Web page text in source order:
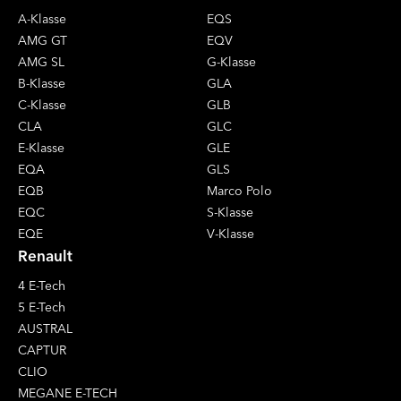
A-Klasse
AMG GT
AMG SL
B-Klasse
C-Klasse
CLA
E-Klasse
EQA
EQB
EQC
EQE
EQS
EQV
G-Klasse
GLA
GLB
GLC
GLE
GLS
Marco Polo
S-Klasse
V-Klasse
Renault
4 E-Tech
5 E-Tech
AUSTRAL
CAPTUR
CLIO
MEGANE E-TECH